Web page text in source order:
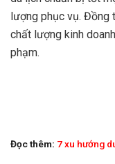
lượng phục vụ. Đồng
chất lượng kinh
phạm.
Đọc thêm: 7 xu hướng